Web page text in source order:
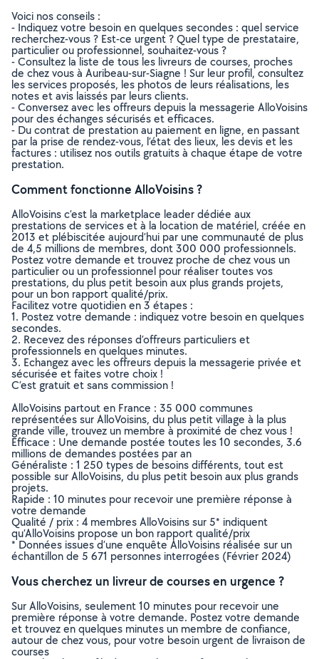
Voici nos conseils :
- Indiquez votre besoin en quelques secondes : quel service
recherchez-vous ? Est-ce urgent ? Quel type de prestataire,
particulier ou professionnel, souhaitez-vous ?
- Consultez la liste de tous les livreurs de courses, proches
de chez vous à Auribeau-sur-Siagne ! Sur leur profil, consultez
les services proposés, les photos de leurs réalisations, les
notes et avis laissés par leurs clients.
- Conversez avec les offreurs depuis la messagerie AlloVoisins
pour des échanges sécurisés et efficaces.
- Du contrat de prestation au paiement en ligne, en passant
par la prise de rendez-vous, l’état des lieux, les devis et les
factures : utilisez nos outils gratuits à chaque étape de votre
prestation.
Comment fonctionne AlloVoisins ?
AlloVoisins c’est la marketplace leader dédiée aux
prestations de services et à la location de matériel, créée en
2013 et plébiscitée aujourd’hui par une communauté de plus
de 4,5 millions de membres, dont 300 000 professionnels.
Postez votre demande et trouvez proche de chez vous un
particulier ou un professionnel pour réaliser toutes vos
prestations, du plus petit besoin aux plus grands projets,
pour un bon rapport qualité/prix.
Facilitez votre quotidien en 3 étapes :
1. Postez votre demande : indiquez votre besoin en quelques
secondes.
2. Recevez des réponses d’offreurs particuliers et
professionnels en quelques minutes.
3. Echangez avec les offreurs depuis la messagerie privée et
sécurisée et faites votre choix !
C’est gratuit et sans commission !
AlloVoisins partout en France : 35 000 communes
représentées sur AlloVoisins, du plus petit village à la plus
grande ville, trouvez un membre à proximité de chez vous !
Efficace : Une demande postée toutes les 10 secondes, 3.6
millions de demandes postées par an
Généraliste : 1 250 types de besoins différents, tout est
possible sur AlloVoisins, du plus petit besoin aux plus grands
projets.
Rapide : 10 minutes pour recevoir une première réponse à
votre demande
Qualité / prix : 4 membres AlloVoisins sur 5* indiquent
qu’AlloVoisins propose un bon rapport qualité/prix
* Données issues d’une enquête AlloVoisins réalisée sur un
échantillon de 5 671 personnes interrogées (Février 2024)
Vous cherchez un livreur de courses en urgence ?
Sur AlloVoisins, seulement 10 minutes pour recevoir une
première réponse à votre demande. Postez votre demande
et trouvez en quelques minutes un membre de confiance,
autour de chez vous, pour votre besoin urgent de livraison de
courses